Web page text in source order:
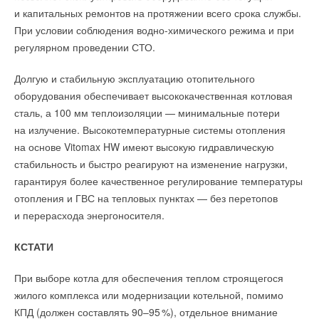
и капитальных ремонтов на протяжении всего срока службы.
При условии соблюдения водно-химического режима и при
регулярном проведении СТО.
Долгую и стабильную эксплуатацию отопительного
оборудования обеспечивает высококачественная котловая
сталь, а 100 мм теплоизоляции — минимальные потери
на излучение. Высокотемпературные системы отопления
на основе Vitomax HW имеют высокую гидравлическую
стабильность и быстро реагируют на изменение нагрузки,
гарантируя более качественное регулирование температуры
отопления и ГВС на тепловых пунктах — без перетопов
и перерасхода энергоносителя.
КСТАТИ
При выборе котла для обеспечения теплом строящегося
жилого комплекса или модернизации котельной, помимо
КПД (должен составлять 90–95%), отдельное внимание
и доверием потребителей по всему миру. Среди ИТ-
решений компании LG — мониторы для бизнеса, ноутбуки,
проекторы, облачные устройства и медицинские дисплеи,
обеспечения максимальной эффективности и удобства
работы потребителей. Для получения дополнительной
информации о бизнес-решениях компании LG посетите
сайт www. LG.com/b2b.
Читайте по теме:
→
CDU производства LG прошёл валидацию NVIDIA для
НОВОСТИ СОК 28 ИЮЛЯ 2026
НОВОСТИ СОК 2 ИЮЛЯ 2026
LG продвигается в конкурсе DOE США с тепловым
насосом RTU
НОВОСТИ СОК 19 МАЯ 2026
WOLF GmbH (город Майнбург, Бавария) — комплексный
поставщик вентиляционных и отопительных систем из
Баварии, Германия. Существует с 1963 года, входит
в мировой концерн Centrotec SE. На российском рынке
с 2000 года, с 2012-го — как дочернее предприятие. По доле
рынка ООО «Вольф Энергосберегающие системы» входит
в топ-5 иностранных поставщиков конденсационного
отопительного оборудования и в топ-3 — по промышленной
вентиляции. Системы WOLF в России кондиционируют
воздух в Государственном Кремлевском дворце, аэропорту
«Домодедово», на заводе «Мерседес-Бенц Московия»,
«ВТБ-Арена» — Центральный стадион «Динамо», ФГБУ ЦКБ
Читайте по теме:
→ WOLF Bonus возвращается!